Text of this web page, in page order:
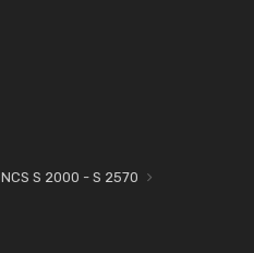
NCS S 2000 - S 2570